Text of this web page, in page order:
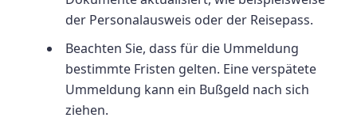
der Personalausweis oder der Reisepass.
Beachten Sie, dass für die Ummeldung
bestimmte Fristen gelten. Eine verspätete
Ummeldung kann ein Bußgeld nach sich
ziehen.